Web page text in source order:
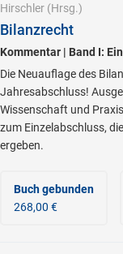
Hirschler (Hrsg.)
Bilanzrecht
Kommentar | Band I:
Die Neuauflage des
Jahresabschluss!
Wissenschaft und
zum Einzelabschluss,
ergeben.
Buch gebunden
268,00 €